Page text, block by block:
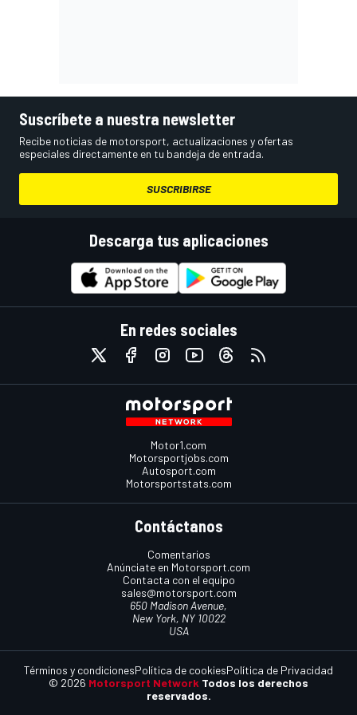
Suscríbete a nuestra newsletter
Recibe noticias de motorsport, actualizaciones y ofertas
especiales directamente en tu bandeja de entrada.
SUSCRIBIRSE
Descarga tus aplicaciones
En redes sociales
Motor1.com
Motorsportjobs.com
Autosport.com
Motorsportstats.com
Contáctanos
Comentarios
Anúnciate en Motorsport.com
Contacta con el equipo
sales@motorsport.com
650 Madison Avenue,
New York, NY 10022
USA
© 2026 Motorsport Network Todos los derechos
reservados.
Términos y condicionesPolítica de cookiesPolítica de Privacidad